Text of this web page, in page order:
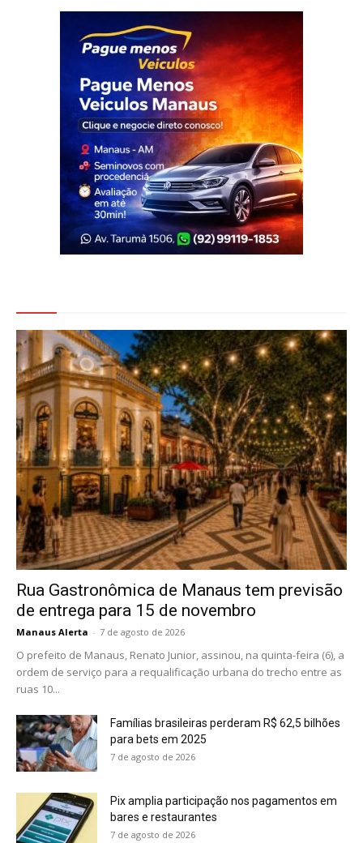
Rua Gastronômica de Manaus tem previsão
de entrega para 15 de novembro
Manaus Alerta - 7 de agosto de 2026
O prefeito de Manaus, Renato Junior, assinou, na quinta-feira (6), a
ordem de serviço para a requalificação urbana do trecho entre as
ruas 10...
Famílias brasileiras perderam R$ 62,5 bilhões
para bets em 2025
7 de agosto de 2026
Pix amplia participação nos pagamentos em
bares e restaurantes
7 de agosto de 2026